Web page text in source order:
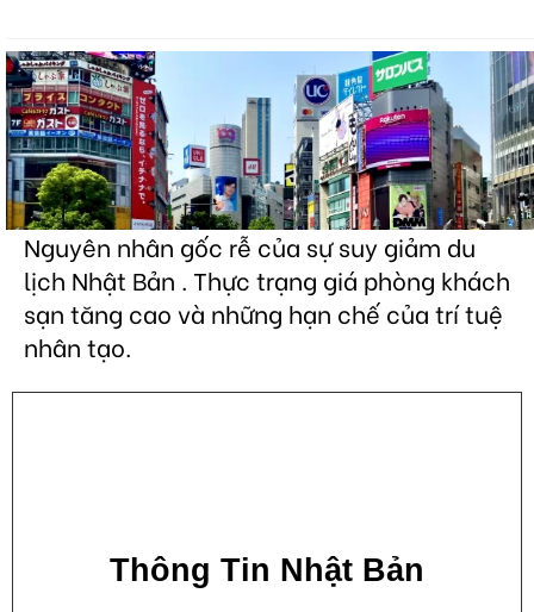
Nguyên nhân gốc rễ của sự suy giảm du
lịch Nhật Bản . Thực trạng giá phòng khách
sạn tăng cao và những hạn chế của trí tuệ
nhân tạo.
Thông Tin Nhật Bản